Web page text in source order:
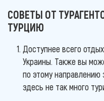
СОВЕТЫ ОТ
ТУРЦИЮ
Доступнее всего
Украины. Также вы
по этому направлению
здесь не так много